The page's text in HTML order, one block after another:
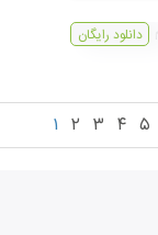
دانلود رایگان
۱ ۲ ۳ ۴ ۵